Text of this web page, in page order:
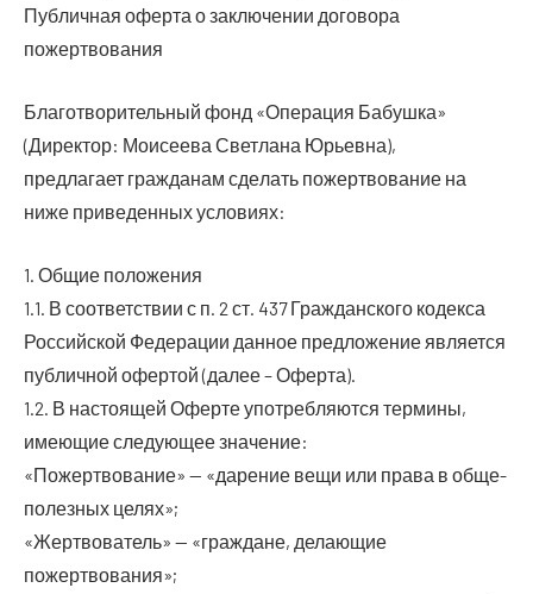
Пуб­лич­ная офер­та о заклю­че­нии дого­во­ра
пожертвования
Бла­го­тво­ри­тель­ный фонд «Опе­ра­ция Бабуш­ка»
(Дирек­тор: Мои­се­е­ва Свет­ла­на Юрьевна),
пред­ла­га­ет граж­да­нам сде­лать пожерт­во­ва­ние на
ниже при­ве­ден­ных условиях:
1. Общие положения
1.1. В соот­вет­ствии с п. 2 ст. 437 Граж­дан­ско­го кодек­са
Рос­сий­ской Феде­ра­ции дан­ное пред­ло­же­ние явля­ет­ся
пуб­лич­ной офер­той (далее – Оферта).
1.2. В насто­я­щей Офер­те упо­треб­ля­ют­ся тер­ми­ны,
име­ю­щие сле­ду­ю­щее значение:
«Пожерт­во­ва­ние» — «даре­ние вещи или пра­ва в обще­
по­лез­ных целях»;
«Жерт­во­ва­тель» — «граж­дане, дела­ю­щие
пожертвования»;